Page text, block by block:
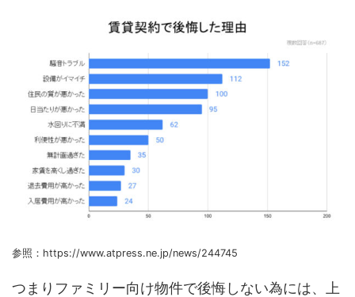
参照：https://www.atpress.ne.jp/news/244745
つまりファミリー向け物件で後悔しない為には、上